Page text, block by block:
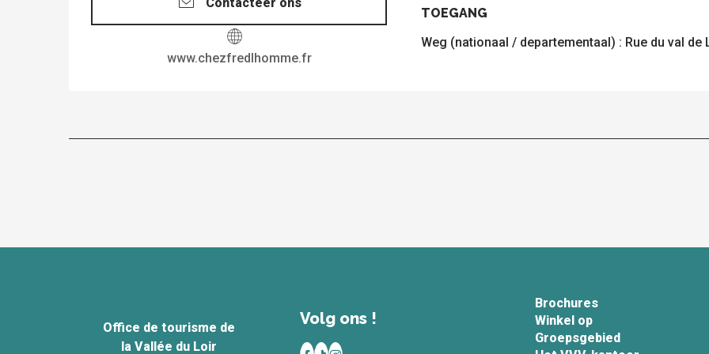
www.chezfredlhomme.fr
TOEGANG
TOEGANG
Weg (nationaal / departementaal) : Rue du val de
Office de tourisme de
la Vallée du Loir
Volg ons !
Brochures
Winkel op
Groepsgebied